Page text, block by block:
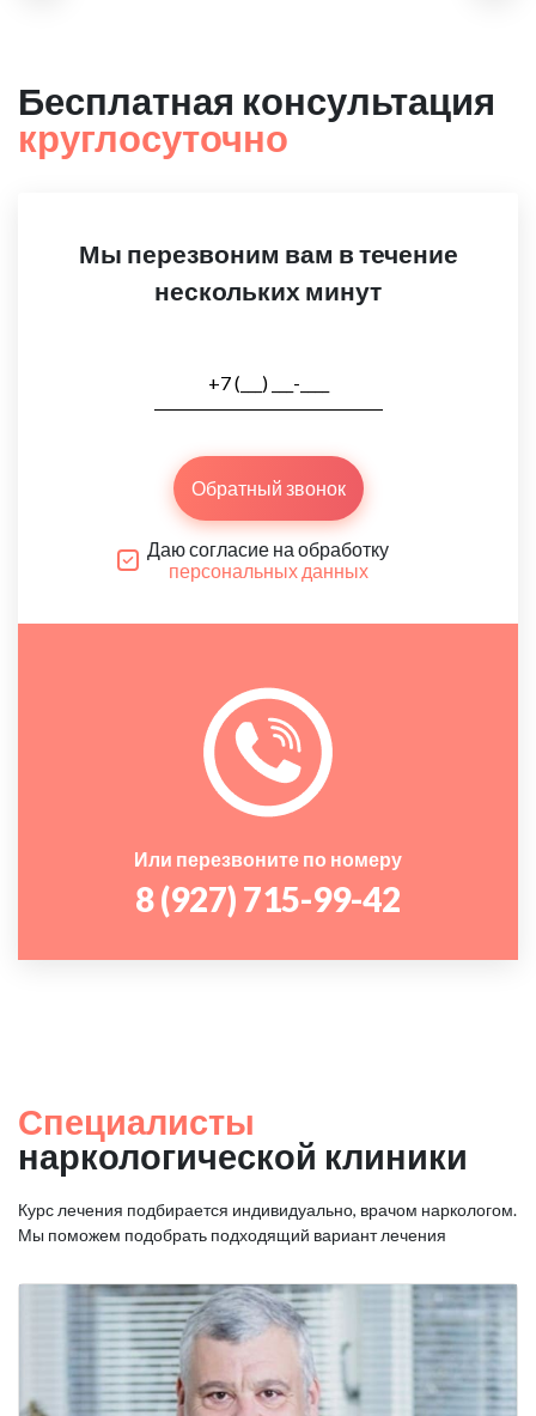
Бесплатная консультация
круглосуточно
Мы перезвоним вам в течение
нескольких минут
Обратный звонок
Даю согласие на обработку
персональных данных
Или перезвоните по номеру
8 (927) 715-99-42
Специалисты
наркологической клиники
Курс лечения подбирается индивидуально, врачом наркологом.
Мы поможем подобрать подходящий вариант лечения